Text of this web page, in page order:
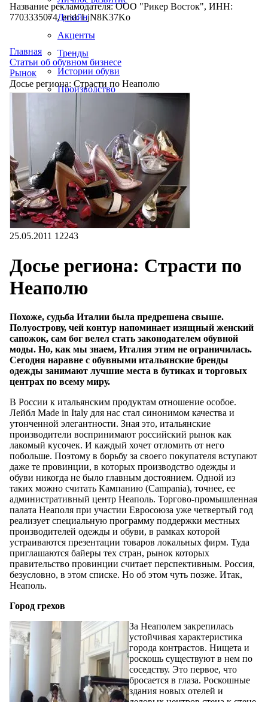
Дизайн
Акценты
Тренды
Истории обуви
Производство
Название рекламодателя: ООО "Рикер Восток", ИНН:
7703335074, erid: LjN8K37Ko
Главная
Статьи об обувном бизнесе
Рынок
Досье региона: Страсти по Неаполю
25.05.2011 12243
Досье региона: Страсти по
Неаполю
Похоже, судьба Италии была предрешена свыше.
Полуострову, чей контур напоминает изящный женский
сапожок, сам бог велел стать законодателем обувной
моды. Но, как мы знаем, Италия этим не ограничилась.
Сегодня наравне с обувными итальянские бренды
одежды занимают лучшие места в бутиках и торговых
центрах по всему миру.
В России к итальянским продуктам отношение особое.
Лейбл Made in Italy для нас стал синонимом качества и
утонченной элегантности. Зная это, итальянские
производители воспринимают российский рынок как
лакомый кусочек. И каждый хочет отломить от него
побольше. Поэтому в борьбу за своего покупателя вступают
даже те провинции, в которых производство одежды и
обуви никогда не было главным достоянием. Одной из
таких можно считать Кампанию (Campania), точнее, ее
административный центр Неаполь. Торгово-промышленная
палата Неаполя при участии Евросоюза уже четвертый год
реализует специальную программу поддержки местных
производителей одежды и обуви, в рамках которой
устраиваются презентации товаров локальных фирм. Туда
приглашаются байеры тех стран, рынок которых
правительство провинции считает перспективным. Россия,
безусловно, в этом списке. Но об этом чуть позже. Итак,
Неаполь.
Город грехов
За Неаполем закрепилась
устойчивая характеристика
города контрастов. Нищета и
роскошь существуют в нем по
соседству. Это первое, что
бросается в глаза. Роскошные
здания новых отелей и